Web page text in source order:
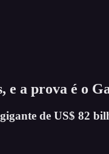
a prova é o
de US$ 82